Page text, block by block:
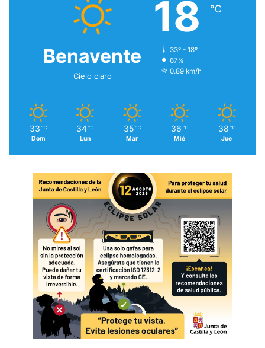
Benavente
Cielo claro
18 ℃
33º - 18º
67%
0.89 km/h
33 ℃
Dom
34 ℃
Lun
35 ℃
Mar
36 ℃
Mié
38 ℃
Jue